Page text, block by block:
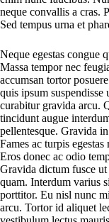
neque convallis a cras.
Sed tempus urna et
Neque egestas congue
Massa tempor nec
accumsan tortor
quis ipsum
curabitur gravida arcu.
tincidunt augue
pellentesque. Gravida
Fames ac turpis
Eros donec ac odio
Gravida dictum fusce
quam. Interdum varius
porttitor. Eu nisl nunc
arcu. Tortor id aliquet